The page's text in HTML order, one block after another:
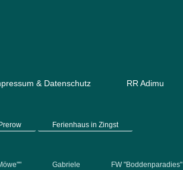
& Datenschutz RR Adimu
Ferienhaus in Zingst
Gabriele FW "Boddenparadies"